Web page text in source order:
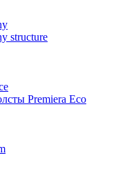
structure
Premiera Eco